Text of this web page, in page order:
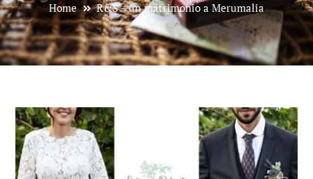
Home R&S – un matrimonio a Merumalia